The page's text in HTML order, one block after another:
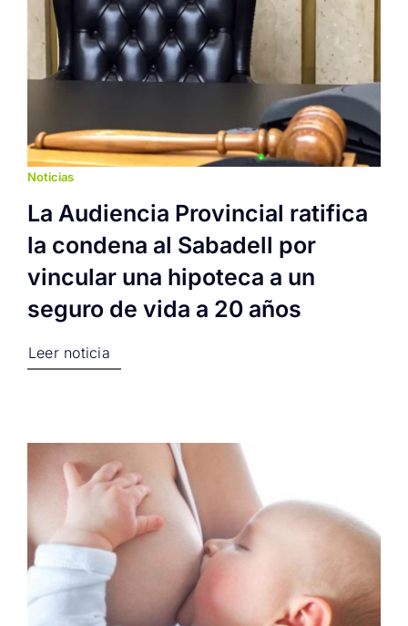
Noticias
La Audiencia Provincial ratifica
la condena al Sabadell por
vincular una hipoteca a un
seguro de vida a 20 años
Leer noticia